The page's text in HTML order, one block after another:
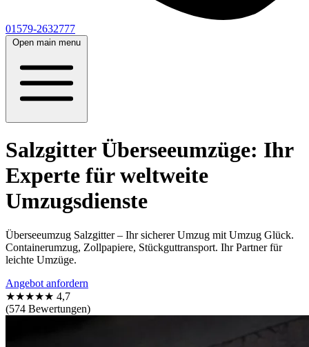
01579-2632777
Open main menu
Salzgitter Überseeumzüge: Ihr
Experte für weltweite
Umzugsdienste
Überseeumzug Salzgitter – Ihr sicherer Umzug mit Umzug Glück.
Containerumzug, Zollpapiere, Stückguttransport. Ihr Partner für
leichte Umzüge.
Angebot anfordern
★★★★★ 4,7
(574 Bewertungen)